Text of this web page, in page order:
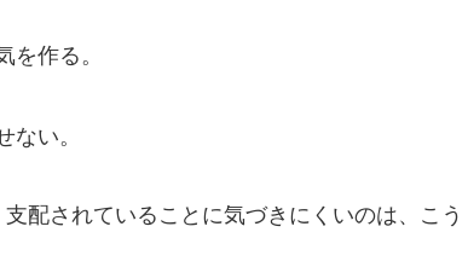
作る。
い。
配されていることに気づきにくいのは、こう